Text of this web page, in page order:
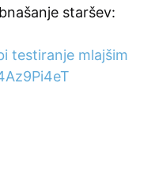
staršev:
testiranje mlajšim